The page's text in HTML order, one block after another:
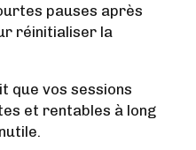
pauses après
réinitialiser la
que vos sessions
et rentables à long